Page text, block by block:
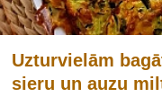
Uzturvielām
sieru un auzu